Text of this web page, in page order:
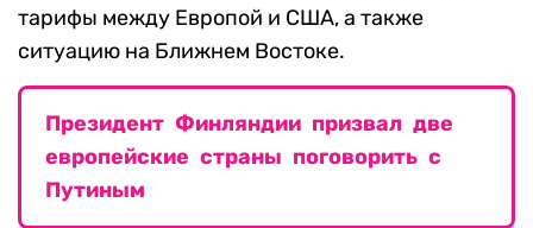
тарифы между Европой и США, а также
ситуацию на Ближнем Востоке.
Президент Финляндии призвал две
европейские страны поговорить с
Путиным